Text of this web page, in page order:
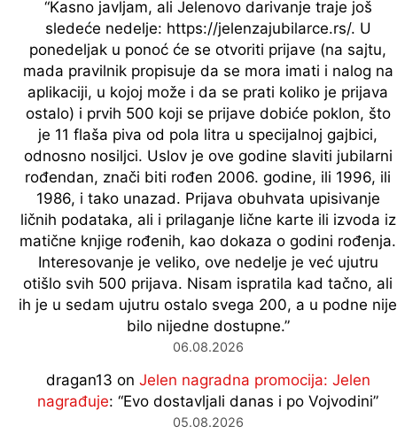
“Kasno javljam, ali Jelenovo darivanje traje još
sledeće nedelje: https://jelenzajubilarce.rs/. U
ponedeljak u ponoć će se otvoriti prijave (na sajtu,
mada pravilnik propisuje da se mora imati i nalog na
aplikaciji, u kojoj može i da se prati koliko je prijava
ostalo) i prvih 500 koji se prijave dobiće poklon, što
je 11 flaša piva od pola litra u specijalnoj gajbici,
odnosno nosiljci. Uslov je ove godine slaviti jubilarni
rođendan, znači biti rođen 2006. godine, ili 1996, ili
1986, i tako unazad. Prijava obuhvata upisivanje
ličnih podataka, ali i prilaganje lične karte ili izvoda iz
matične knjige rođenih, kao dokaza o godini rođenja.
Interesovanje je veliko, ove nedelje je već ujutru
otišlo svih 500 prijava. Nisam ispratila kad tačno, ali
ih je u sedam ujutru ostalo svega 200, a u podne nije
bilo nijedne dostupne.”
06.08.2026
dragan13 on Jelen nagradna promocija: Jelen
nagrađuje: “Evo dostavljali danas i po Vojvodini”
05.08.2026